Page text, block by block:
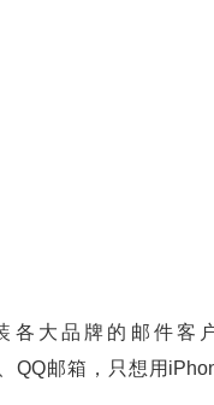
各大品牌的邮件客
QQ邮箱，只想用